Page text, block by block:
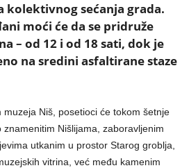
kolektivnog sećanja grada.
moći će da se pridruže
– od 12 i od 18 sati, dok je
na sredini asfaltirane staze
Niš, posetioci će tokom šetnje
Nišlijama, zaboravljenim
utkanim u prostor Starog groblja,
vitrina, već među kamenim